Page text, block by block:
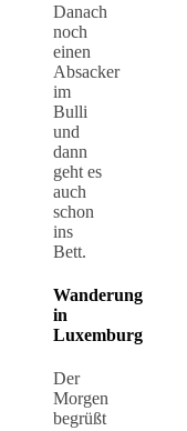
Danach
noch
einen
Absacker
im
Bulli
und
dann
geht es
auch
schon
ins
Bett.
Wanderung
in
Luxemburg
Der
Morgen
begrüßt